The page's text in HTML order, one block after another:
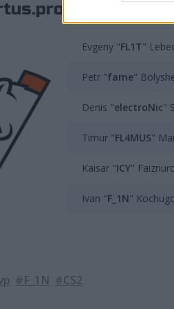
prezentuje
Evgeny "FL1T"
Petr "fame"
Denis "electroNic"
Timur "FL4MUS"
Kaisar "ICY"
Ivan "F_1N"
#F_1N #CS2